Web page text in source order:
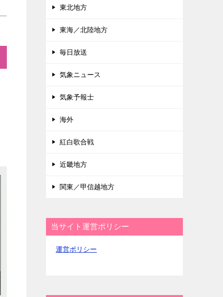
東北地方
東海／北陸地方
毎日放送
気象ニュース
気象予報士
海外
紅白歌合戦
近畿地方
関東／甲信越地方
当サイト運営ポリシー
運営ポリシー